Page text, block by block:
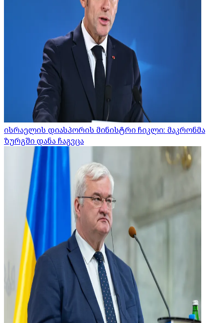
ისრაელის დიასპორის მინისტრი ჩიკლი: მაკრონმა
ზურგში დანა ჩაგვცა